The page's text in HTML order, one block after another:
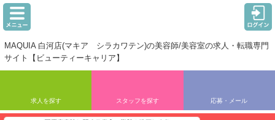
MAQUIA 白河店(マキア シラカワテン)の美容師/美容室の求人・転職専門
サイト【ビューティーキャリア】
求人を探す スタッフを探す 応募・メール